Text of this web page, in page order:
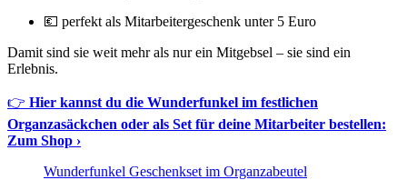
💶 perfekt als Mitarbeitergeschenk unter 5 Euro
Damit sind sie weit mehr als nur ein Mitgebsel – sie sind ein
Erlebnis.
👉 Hier kannst du die Wunderfunkel im festlichen
Organzasäckchen oder als Set für deine Mitarbeiter bestellen:
Zum Shop ›
Wunderfunkel Geschenkset im Organzabeutel